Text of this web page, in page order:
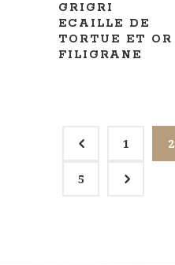
GRIGRI
ECAILLE DE
TORTUE ET OR
FILIGRANE
4 1 2
5 5